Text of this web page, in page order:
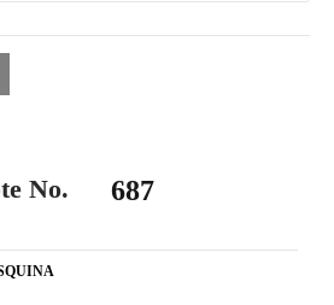
No. 687